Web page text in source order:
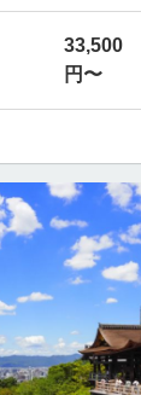
33,500
円〜